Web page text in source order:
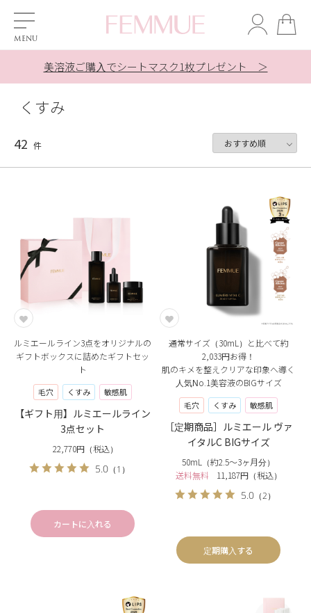
夏季休業の配送とお問合せ対応について ＞
美溶液ご購入でシートマスク1枚プレゼント ＞
対象商品ご購入でシートマスク1枚プレゼント ＞
新規会員登録で【500ポイント】贈呈中
LINE友だち追加で10％OFF！ ＞
夏季休業の配送とお問合せ対応について ＞
美溶液ご購入でシートマスク1枚プレゼント ＞
くすみ
42 件
ルミエールライン3点をオリジナルの
ギフトボックスに詰めたギフトセッ
ト
毛穴 くすみ 敏感肌
【ギフト用】ルミエールライン
3点セット
22,770円（税込）
5.0（1）
カートに入れる
通常サイズ（30mL）と比べて約
2,033円お得！
肌のキメを整えクリアな印象へ導く
人気No.1美容液のBIGサイズ
毛穴 敏感肌
くすみ
［定期商品］ルミエール ヴァ
イタルC BIGサイズ
50mL（約2.5〜3ヶ月分）
送料無料
11,187円（税込）
5.0（2）
定期購入する